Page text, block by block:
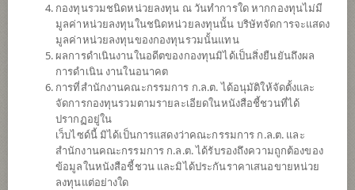
กองทุนเปิดไทยพาณิชย์ Dynamic 2
SCBDM2
กองทุนรวมชนิดหน่วยลงทุน ณ วันทำการใด หากกองทุนไม่มี
มูลค่าหน่วยลงทุนในชนิดหน่วยลงทุนนั้น บริษัทจัดการจะแสดง
มูลค่าหน่วยลงทุนของกองทุนรวมนั้นแทน
ผลการดำเนินงานในอดีตของกองทุนมิได้เป็นสิ่งยืนยันถึงผล
การดำเนิน งานในอนาคต
การที่สำนักงานคณะกรรมการ ก.ล.ต. ได้อนุมัติให้จัดตั้งและ
จัดการกองทุนรวมตามรายละเอียดในหนังสือชี้ชวนที่ได้
ปรากฏอยู่ใน
เว็บไซด์นี้ มิได้เป็นการแสดงว่าคณะกรรมการ ก.ล.ต. และ
สำนักงานคณะกรรมการ ก.ล.ต. ได้รับรองถึงความถูกต้องของ
ข้อมูลในหนังสือชี้ชวน และมิได้ประกันราคาเสนอขายหน่วย
ลงทุนแต่อย่างใด